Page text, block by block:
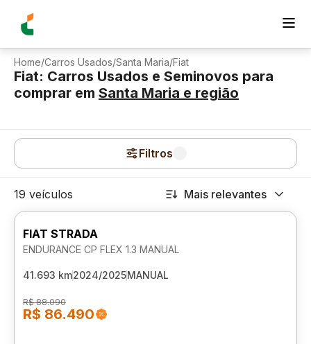
Home/Carros Usados/Santa Maria/Fiat
Fiat: Carros Usados e Seminovos para
comprar em Santa Maria e região
Filtros
19 veículos Mais relevantes
FIAT STRADA
ENDURANCE CP FLEX 1.3 MANUAL
41.693 km2024/2025MANUAL
R$ 88.090
R$ 86.490